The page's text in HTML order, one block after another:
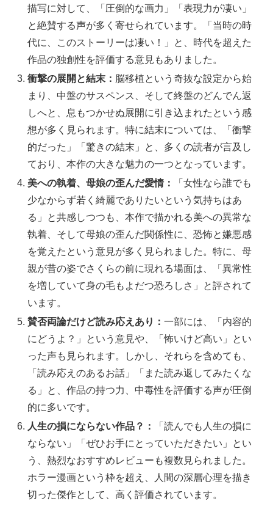
描写に対して、「圧倒的な画力」「表現力が凄い」
と絶賛する声が多く寄せられています。「当時の時
代に、このストーリーは凄い！」と、時代を超えた
作品の独創性を評価する意見もありました。
衝撃の展開と結末： 脳移植という奇抜な設定から始
まり、中盤のサスペンス、そして終盤のどんでん返
しへと、息もつかせぬ展開に引き込まれたという感
想が多く見られます。特に結末については、「衝撃
的だった」「驚きの結末」と、多くの読者が言及し
ており、本作の大きな魅力の一つとなっています。
美への執着、母娘の歪んだ愛情：
「女性なら誰でも
少なからず若く綺麗でありたいという気持ちはあ
る」と共感しつつも、本作で描かれる美への異常な
執着、そして母娘の歪んだ関係性に、恐怖と嫌悪感
を覚えたという意見が多く見られました。特に、母
親が昔の姿でさくらの前に現れる場面は、「異常性
を増していて身の毛もよだつ恐ろしさ」と評されて
います。
賛否両論だけど読み応えあり：一部には、「内容的
にどうよ？」という意見や、「怖いけど高い」とい
った声も見られます。しかし、それらを含めても、
「読み応えのあるお話」「また読み返してみたくな
る」と、作品の持つ力、中毒性を評価する声が圧倒
的に多いです。
人生の損にならない作品？：
「読んでも人生の損に
ならない」「ぜひお手にとっていただきたい」とい
う、熱烈なおすすめレビューも複数見られました。
ホラー漫画という枠を超え、人間の深層心理を描き
切った傑作として、高く評価されています。